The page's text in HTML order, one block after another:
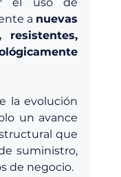
a nuevas
resistentes,
la evolución
un avance
que
suministro,
de negocio.